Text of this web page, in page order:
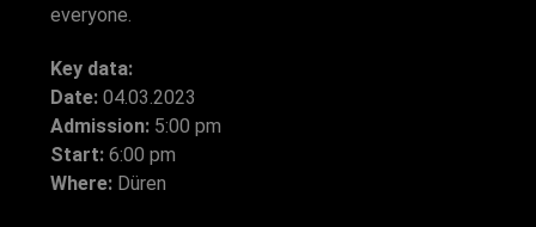
everyone.
Key data:
Date: 04.03.2023
Admission: 5:00 pm
Start: 6:00 pm
Where: Düren